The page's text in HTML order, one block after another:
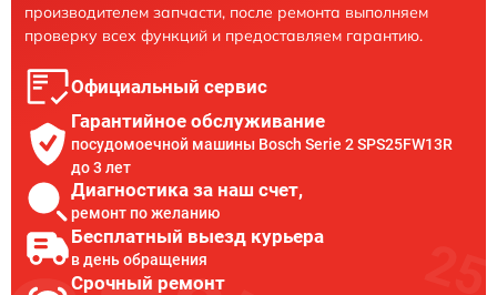
производителем запчасти, после ремонта выполняем
проверку всех функций и предоставляем гарантию.
Официальный сервис
Гарантийное обслуживание
посудомоечной машины Bosch Serie 2 SPS25FW13R
до 3 лет
Диагностика за наш счет,
ремонт по желанию
Бесплатный выезд курьера
в день обращения
Срочный ремонт